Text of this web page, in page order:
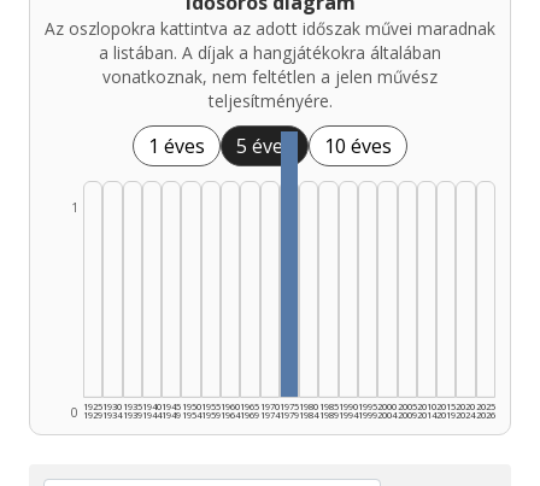
Az oszlopokra kattintva az adott időszak művei maradnak
a listában. A díjak a hangjátékokra általában
vonatkoznak, nem feltétlen a jelen művész
teljesítményére.
1 éves 5 éves 10 éves
0
1
1925
1929
1930
1934
1935
1939
1940
1944
1945
1949
1950
1954
1955
1959
1960
1964
1965
1969
1970
1974
1975
1979
1980
1984
1985
1989
1990
1994
1995
1999
2000
2004
2005
2009
2010
2014
2015
2019
2020
2024
2025
2026